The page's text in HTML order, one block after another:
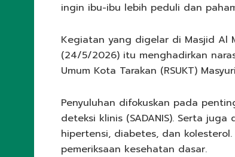
ingin ibu-ibu lebih peduli dan
Kegiatan yang digelar di Masjid Al
(24/5/2026) itu menghadirkan
Umum Kota Tarakan (RSUKT)
Penyuluhan difokuskan pada
deteksi klinis (SADANIS). Serta
hipertensi, diabetes, dan
pemeriksaan kesehatan dasar.